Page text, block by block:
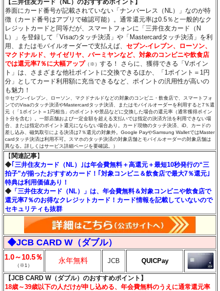
【三井住友カード（NL）のおすすめポイント】
券面にカード番号が記載されていない「ナンバーレス（NL）」なのが特
徴（カード番号はアプリで確認可能）。通常還元率は0.5％と一般的なク
レジットカードと同等だが、スマートフォンに「三井住友カード（N
L）」を登録して「Visaのタッチ決済」や「Mastercardタッチ決済」を利
用、またはモバイルオーダーで支払えば、セブン‐イレブン、ローソン、
マクドナルド、サイゼリヤ、バーミヤンなど、対象のコンビニや飲食店
では還元率7％に大幅アップ （※）する！ さらに、獲得できる「Vポイン
ト」は、さまざまな他社ポイントに交換できるほか、「1ポイント＝1円
分」としてカード利用額に充当できるなど、ポイントの汎用性が高いの
も魅力！
※セブン‐イレブン、ローソン、マクドナルドなどの対象のコンビニ・飲食店で、スマートフォ
ンでのVisaのタッチ決済やMastercardタッチ決済、またはモバイルオーダーを利用すると7％還
元（「1ポイント＝1円相当」のポイントや景品などに交換した場合の還元率（通常獲得ポイン
ト分を含む）。一部店舗および一定金額を超える支払いでは指定の決済方法を利用できない場
合、または指定のポイント還元にならない場合あり。カード現物のタッチ決済、iD、カードの
差し込み、磁気取引による決済は7％還元の対象外。Google PayやSamsung WalletではMaster
cardタッチ決済は利用不可。スマホのタッチ決済の対象店舗とモバイルオーダーの対象店舗は
異なる。詳しくはサービス詳細ページを要確認。）
【関連記事】
◆ ｢三井住友カード（NL）｣は年会費無料＋高還元＋最短10秒発行の“三
拍子”が揃ったおすすめカード！｢対象コンビニ＆飲食店で最大7％還元｣
特典は利用価値あり！
◆ 「三井住友カード（NL）」は、年会費無料＆対象コンビニや飲食店で
還元率7％のお得なクレジットカード！カード情報を記載していないので
セキュリティも抜群
◆JCB CARD W（ダブル）
1.0～10.5％
（※1）
永年無料 JCB QUICPay
【JCB CARD W（ダブル）のおすすめポイント】
18歳～39歳以下の人だけが申し込める、年会費無料のうえに通常還元率